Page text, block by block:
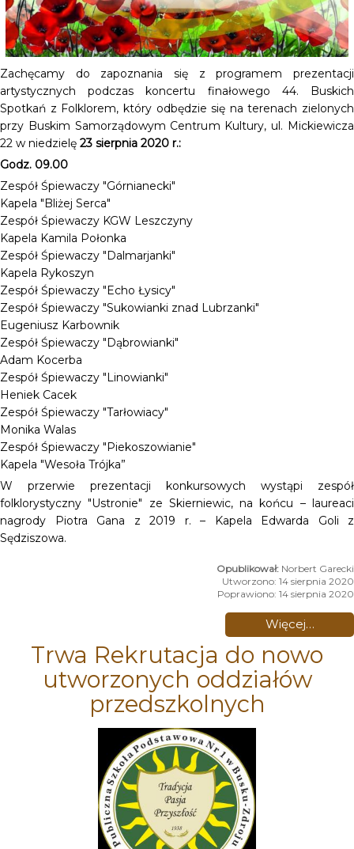
Zachęcamy do zapoznania się z programem prezentacji
artystycznych podczas koncertu finałowego 44. Buskich
Spotkań z Folklorem, który odbędzie się na terenach zielonych
przy Buskim Samorządowym Centrum Kultury, ul. Mickiewicza
22 w niedzielę 23 sierpnia 2020 r.:
Godz. 09.00
Zespół Śpiewaczy "Górnianecki"
Kapela "Bliżej Serca"
Zespół Śpiewaczy KGW Leszczyny
Kapela Kamila Połonka
Zespół Śpiewaczy "Dalmarjanki"
Kapela Rykoszyn
Zespół Śpiewaczy "Echo Łysicy"
Zespół Śpiewaczy "Sukowianki znad Lubrzanki"
Eugeniusz Karbownik
Zespół Śpiewaczy "Dąbrowianki"
Adam Kocerba
Zespół Śpiewaczy "Linowianki"
Heniek Cacek
Zespół Śpiewaczy "Tarłowiacy"
Monika Walas
Zespół Śpiewaczy "Piekoszowianie"
Kapela "Wesoła Trójka”
W przerwie prezentacji konkursowych wystąpi zespół
folklorystyczny "Ustronie" ze Skierniewic, na końcu – laureaci
nagrody Piotra Gana z 2019 r. – Kapela Edwarda Goli z
Sędziszowa.
Norbert Garecki
Utworzono: 14 sierpnia 2020
Poprawiono: 14 sierpnia 2020
Więcej…
Trwa Rekrutacja do nowo
utworzonych oddziałów
przedszkolnych